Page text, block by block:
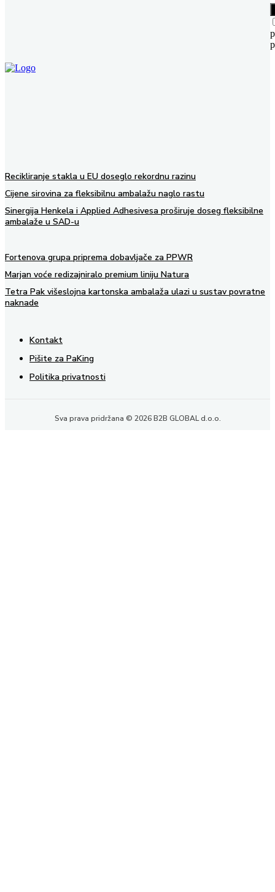
Recikliranje stakla u EU doseglo rekordnu razinu
Cijene sirovina za fleksibilnu ambalažu naglo rastu
Sinergija Henkela i Applied Adhesivesa proširuje doseg fleksibilne
ambalaže u SAD-u
Fortenova grupa priprema dobavljače za PPWR
Marjan voće redizajniralo premium liniju Natura
Tetra Pak višeslojna kartonska ambalaža ulazi u sustav povratne
naknade
Kontakt
Pišite za PaKing
Politika privatnosti
Sva prava pridržana © 2026 B2B GLOBAL d.o.o.